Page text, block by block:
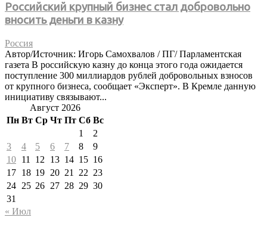
Российский крупный бизнес стал добровольно
вносить деньги в казну
Россия
Автор/Источник: Игорь Самохвалов / ПГ/ Парламентская
газета В российскую казну до конца этого года ожидается
поступление 300 миллиардов рублей добровольных взносов
от крупного бизнеса, сообщает «Эксперт». В Кремле данную
инициативу связывают...
Август 2026
Пн Вт Ср Чт Пт Сб Вс
1
2
3
4 5 6 7 8
9
10 11 12 13 14 15 16
17 18 19 20 21 22 23
24 25 26 27 28 29 30
31
« Июл